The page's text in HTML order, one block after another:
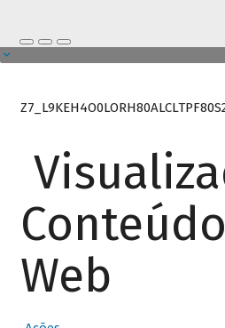
Web